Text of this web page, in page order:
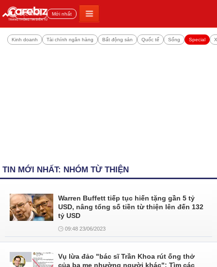
Đọc nhiều Mới nhất
Kinh doanh Tài chính ngân hàng Bất động sản Quốc tế Sống Special
TIN MỚI NHẤT: NHÓM TỪ THIỆN
Warren Buffett tiếp tục hiến tặng gần 5 tỷ
USD, nâng tổng số tiền từ thiện lên đến 132
tỷ USD
09:48 23/06/2023
Vụ lừa đảo "bác sĩ Trần Khoa rút ống thở
của ba mẹ nhường người khác": Tìm các